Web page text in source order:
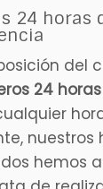
24 horas
del
24 horas
hemos